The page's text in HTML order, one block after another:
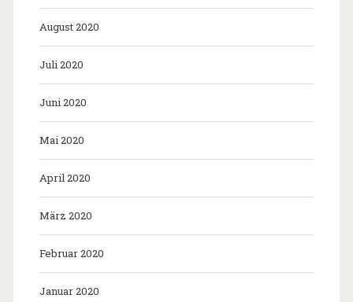
August 2020
Juli 2020
Juni 2020
Mai 2020
April 2020
März 2020
Februar 2020
Januar 2020